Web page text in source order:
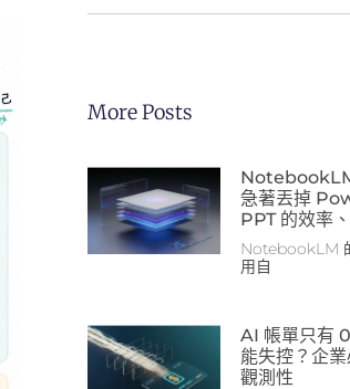
More Posts
急著丟掉
PPT 的效率
NotebookLM
用自
AI 帳單只有
能失控？企
觀測性